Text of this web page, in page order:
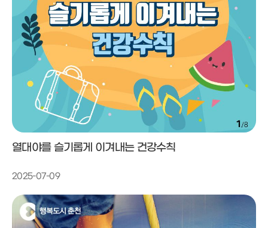
열대야를 슬기롭게 이겨내는 건강수칙
2025-07-09